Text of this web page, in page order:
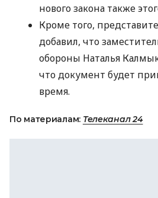
нового закона также
Кроме того,
добавил, что
обороны Наталья
что документ будет
время.
По материалам: Телеканал 24